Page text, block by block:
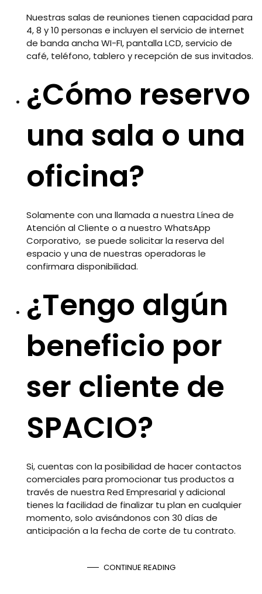
Nuestras salas de reuniones tienen capacidad para
4, 8 y 10 personas e incluyen el servicio de internet
de banda ancha WI-FI, pantalla LCD, servicio de
café, teléfono, tablero y recepción de sus invitados.
¿Cómo reservo
una sala o una
oficina?
Solamente con una llamada a nuestra Línea de
Atención al Cliente o a nuestro WhatsApp
Corporativo, se puede solicitar la reserva del
espacio y una de nuestras operadoras le
confirmara disponibilidad.
¿Tengo algún
beneficio por
ser cliente de
SPACIO?
Si, cuentas con la posibilidad de hacer contactos
comerciales para promocionar tus productos a
través de nuestra Red Empresarial y adicional
tienes la facilidad de finalizar tu plan en cualquier
momento, solo avisándonos con 30 días de
anticipación a la fecha de corte de tu contrato.
CONTINUE READING